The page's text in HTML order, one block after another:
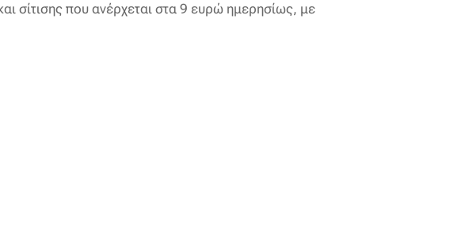
σίτισης που ανέρχεται στα 9 ευρώ ημερησίως, με